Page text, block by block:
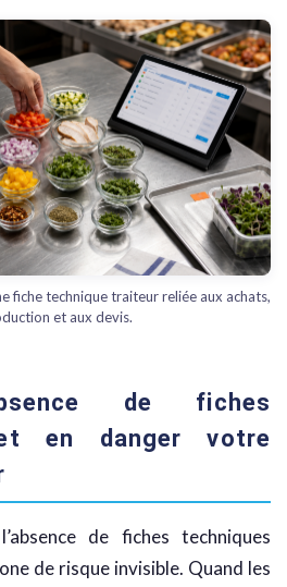
fiche technique traiteur reliée aux achats,
et aux devis.
de fiches
en danger votre
de fiches techniques
de risque invisible. Quand les